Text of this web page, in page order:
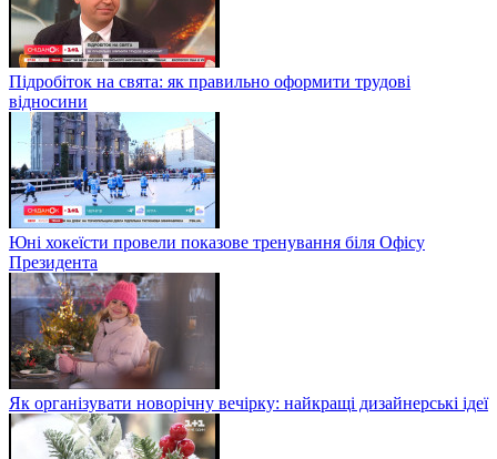
Підробіток на свята: як правильно оформити трудові
відносини
Юні хокеїсти провели показове тренування біля Офісу
Президента
Як організувати новорічну вечірку: найкращі дизайнерські ідеї